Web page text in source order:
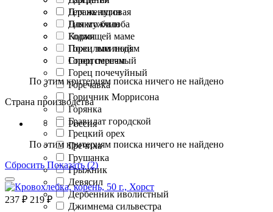
Герань луговая
Гинкго билоба
Годжи
Горец змеиный
Горец перечный
Горец почечуйный
Горечавка
Горичник Моррисона
Горянка
Гравилат городской
Грецкий орех
Гречиха
Грушанка
Грыжник
Девясил
Дербенник иволистный
Джимнема сильвестра
Для женщин
Для мужчин
Кормящей маме
Пожилым людям
Спортсменам
По этим критериям поиска ничего не найдено
Страна производства
Россия
По этим критериям поиска ничего не найдено
Сбросить Показать (2)
237 ₽ 219 ₽